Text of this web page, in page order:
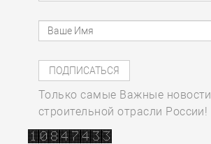
Только самые Важные новости
строительной отрасли России!